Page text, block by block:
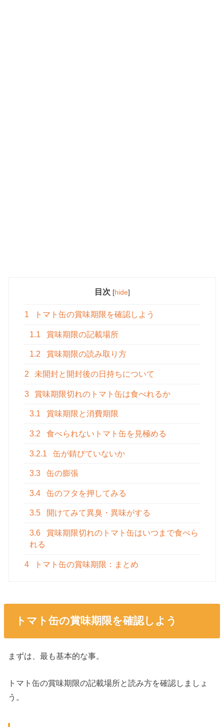
目次 [hide]
1 トマト缶の賞味期限を確認しよう
1.1 賞味期限の記載場所
1.2 賞味期限の読み取り方
2 未開封と開封後の日持ちについて
3 賞味期限切れのトマト缶は食べれるか
3.1 賞味期限と消費期限
3.2 食べられないトマト缶を見極める
3.2.1 缶が錆びていないか
3.3 缶の膨張
3.4 缶のフタを押してみる
3.5 開けてみて異臭・異味がする
3.6
賞味期限切れのトマト缶はいつまで食べら
れる
4 トマト缶の賞味期限：まとめ
トマト缶の賞味期限を確認しよう
まずは、最も基本的な事。
トマト缶の賞味期限の記載場所と読み方を確認しましょ
う。